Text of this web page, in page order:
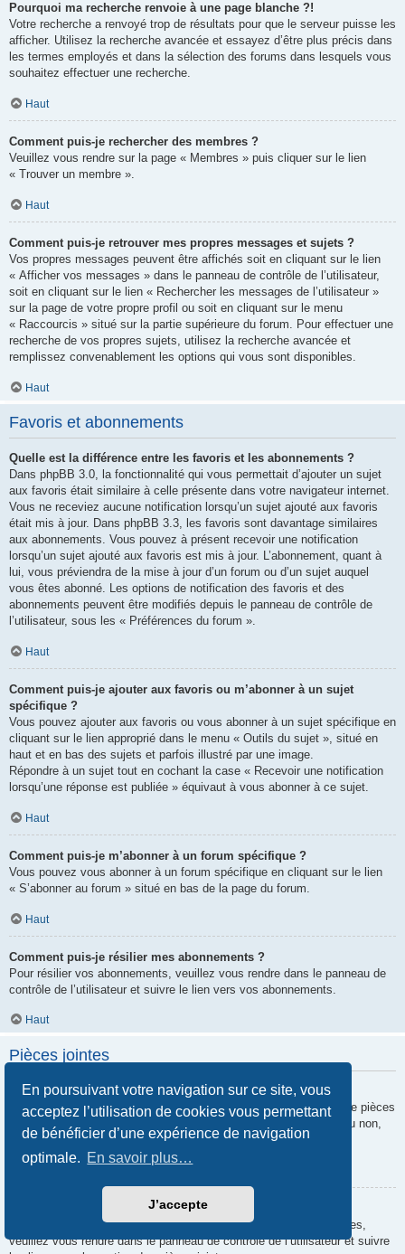
En poursuivant votre navigation sur ce site, vous
acceptez l’utilisation de cookies vous permettant
de bénéficier d’une expérience de navigation
optimale. En savoir plus…
J’accepte
Pourquoi ma recherche renvoie à une page blanche ?!
Votre recherche a renvoyé trop de résultats pour que le serveur puisse les
afficher. Utilisez la recherche avancée et essayez d’être plus précis dans
les termes employés et dans la sélection des forums dans lesquels vous
souhaitez effectuer une recherche.
Haut
Comment puis-je rechercher des membres ?
Veuillez vous rendre sur la page « Membres » puis cliquer sur le lien
« Trouver un membre ».
Haut
Comment puis-je retrouver mes propres messages et sujets ?
Vos propres messages peuvent être affichés soit en cliquant sur le lien
« Afficher vos messages » dans le panneau de contrôle de l’utilisateur,
soit en cliquant sur le lien « Rechercher les messages de l’utilisateur »
sur la page de votre propre profil ou soit en cliquant sur le menu
« Raccourcis » situé sur la partie supérieure du forum. Pour effectuer une
recherche de vos propres sujets, utilisez la recherche avancée et
remplissez convenablement les options qui vous sont disponibles.
Haut
Favoris et abonnements
Quelle est la différence entre les favoris et les abonnements ?
Dans phpBB 3.0, la fonctionnalité qui vous permettait d’ajouter un sujet
aux favoris était similaire à celle présente dans votre navigateur internet.
Vous ne receviez aucune notification lorsqu’un sujet ajouté aux favoris
était mis à jour. Dans phpBB 3.3, les favoris sont davantage similaires
aux abonnements. Vous pouvez à présent recevoir une notification
lorsqu’un sujet ajouté aux favoris est mis à jour. L’abonnement, quant à
lui, vous préviendra de la mise à jour d’un forum ou d’un sujet auquel
vous êtes abonné. Les options de notification des favoris et des
abonnements peuvent être modifiés depuis le panneau de contrôle de
l’utilisateur, sous les « Préférences du forum ».
Haut
Comment puis-je ajouter aux favoris ou m’abonner à un sujet
spécifique ?
Vous pouvez ajouter aux favoris ou vous abonner à un sujet spécifique en
cliquant sur le lien approprié dans le menu « Outils du sujet », situé en
haut et en bas des sujets et parfois illustré par une image.
Répondre à un sujet tout en cochant la case « Recevoir une notification
lorsqu’une réponse est publiée » équivaut à vous abonner à ce sujet.
Haut
Comment puis-je m’abonner à un forum spécifique ?
Vous pouvez vous abonner à un forum spécifique en cliquant sur le lien
« S’abonner au forum » situé en bas de la page du forum.
Haut
Comment puis-je résilier mes abonnements ?
Pour résilier vos abonnements, veuillez vous rendre dans le panneau de
contrôle de l’utilisateur et suivre le lien vers vos abonnements.
Haut
Pièces jointes
Quelles pièces jointes sont autorisées sur ce forum ?
Chaque administrateur peut autoriser ou interdire certains types de pièces
jointes. Si vous n’êtes pas certain de savoir ce qui est autorisé ou non,
nous vous invitons à contacter un administrateur du forum.
Comment puis-je retrouver toutes mes pièces jointes ?
Pour retrouver la liste des pièces jointes que vous avez transférées,
veuillez vous rendre dans le panneau de contrôle de l’utilisateur et suivre